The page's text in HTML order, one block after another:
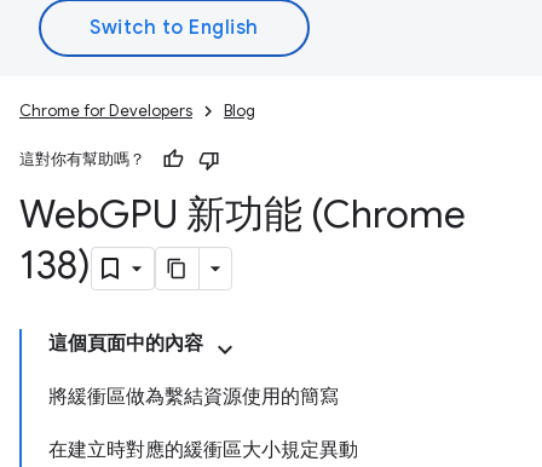
Chrome for Developers Blog
這對你有幫助嗎？
WebGPU 新功能 (Chrome
138)
這個頁面中的內容
將緩衝區做為繫結資源使用的簡寫
在建立時對應的緩衝區大小規定異動